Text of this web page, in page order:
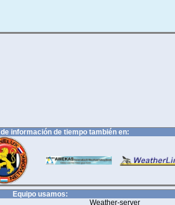
información de tiempo también en:
Equipo usamos:
Weather-server